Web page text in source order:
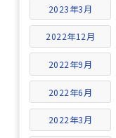
2023年3月
2022年12月
2022年9月
2022年6月
2022年3月